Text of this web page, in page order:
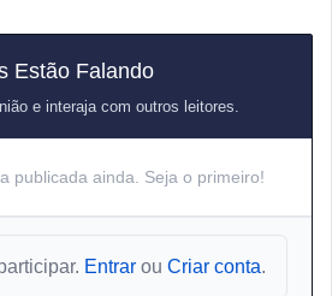
Estão Falando
e interaja com outros leitores.
publicada ainda. Seja o primeiro!
Entrar ou Criar conta.